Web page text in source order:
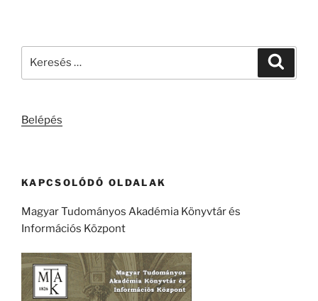
Belépés
KAPCSOLÓDÓ OLDALAK
Magyar Tudományos Akadémia Könyvtár és
Információs Központ